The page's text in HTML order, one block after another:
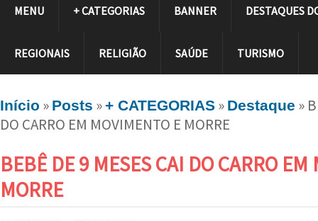
MENU + CATEGORIAS BANNER DESTAQUES
REGIONAIS RELIGIÃO SAÚDE TURISMO
Início » Posts »+ CATEGORIAS » Destaque »
DO CARRO EM MOVIMENTO E MORRE
BEBÊ DE 9 MESES CAI DO CARRO
MORRE